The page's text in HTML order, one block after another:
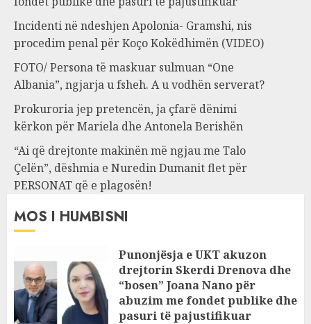
Incidenti në ndeshjen Apolonia- Gramshi, nis
procedim penal për Koço Kokëdhimën (VIDEO)
FOTO/ Persona të maskuar sulmuan “One
Albania”, ngjarja u fsheh. A u vodhën serverat?
Prokuroria jep pretencën, ja çfarë dënimi
kërkon për Mariela dhe Antonela Berishën
“Ai që drejtonte makinën më ngjau me Talo
Çelën”, dëshmia e Nuredin Dumanit flet për
PERSONAT që e plagosën!
MOS I HUMBISNI
Punonjësja e UKT akuzon
drejtorin Skerdi Drenova dhe
“bosen” Joana Nano për
abuzim me fondet publike dhe
pasuri të pajustifikuar